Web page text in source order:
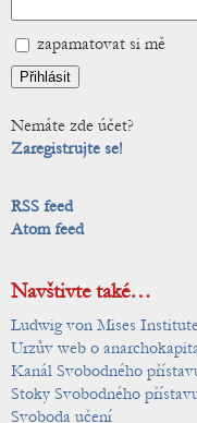
zapamatovat si mě
Nemáte zde účet?
Zaregistrujte se!
RSS feed
Atom feed
Navštivte také…
Ludwig von Mises Institute
Urzův web o
Kanál Svobodného
Stoky Svobodného
Svoboda učení